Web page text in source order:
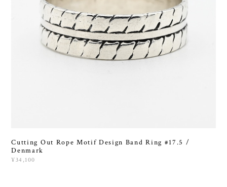
Cutting Out Rope Motif Design Band Ring #17.5 /
Denmark
¥34,100